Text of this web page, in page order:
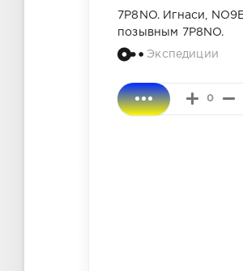
7P8NO. Игнаси,
позывным 7P8NO.
Экспедиции
0